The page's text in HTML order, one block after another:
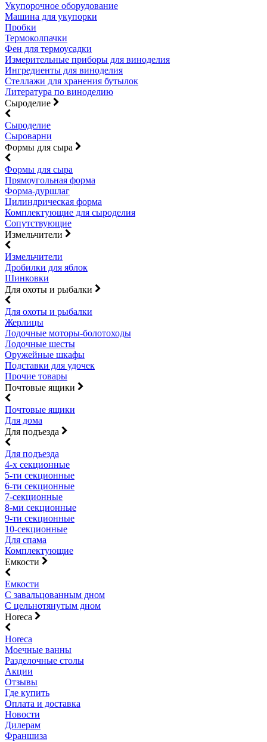
Укупорочное оборудование
Машина для укупорки
Пробки
Термоколпачки
Фен для термоусадки
Измерительные приборы для виноделия
Ингредиенты для виноделия
Стеллажи для хранения бутылок
Литература по виноделию
Сыроделие
Сыроделие
Сыроварни
Формы для сыра
Формы для сыра
Прямоугольная форма
Форма-дуршлаг
Цилиндрическая форма
Комплектующие для сыроделия
Сопутствующие
Измельчители
Измельчители
Дробилки для яблок
Шинковки
Для охоты и рыбалки
Для охоты и рыбалки
Жерлицы
Лодочные моторы-болотоходы
Лодочные шесты
Оружейные шкафы
Подставки для удочек
Прочие товары
Почтовые ящики
Почтовые ящики
Для дома
Для подъезда
Для подъезда
4-х секционные
5-ти секционные
6-ти секционные
7-секционные
8-ми секционные
9-ти секционные
10-секционные
Для спама
Комплектующие
Емкости
Емкости
С завальцованным дном
С цельнотянутым дном
Horeca
Horeca
Моечные ванны
Разделочные столы
Акции
Отзывы
Где купить
Оплата и доставка
Новости
Дилерам
Франшиза